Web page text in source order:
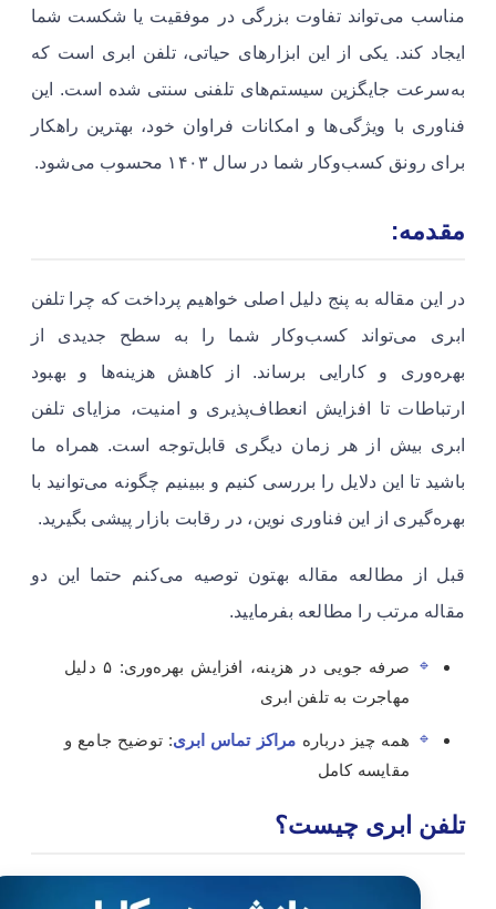
مناسب می‌تواند تفاوت بزرگی در موفقیت یا شکست شما
ایجاد کند. یکی از این ابزارهای حیاتی، تلفن ابری است که
به‌سرعت جایگزین سیستم‌های تلفنی سنتی شده است. این
فناوری با ویژگی‌ها و امکانات فراوان خود، بهترین راهکار
برای رونق کسب‌وکار شما در سال ۱۴۰۳ محسوب می‌شود.
مقدمه:
در این مقاله به پنج دلیل اصلی خواهیم پرداخت که چرا تلفن
ابری می‌تواند کسب‌وکار شما را به سطح جدیدی از
بهره‌وری و کارایی برساند. از کاهش هزینه‌ها و بهبود
ارتباطات تا افزایش انعطاف‌پذیری و امنیت، مزایای تلفن
ابری بیش از هر زمان دیگری قابل‌توجه است. همراه ما
باشید تا این دلایل را بررسی کنیم و ببینیم چگونه می‌توانید با
بهره‌گیری از این فناوری نوین، در رقابت بازار پیشی بگیرید.
قبل از مطالعه مقاله بهتون توصیه می‌کنم حتما این دو
مقاله مرتب را مطالعه بفرمایید.
صرفه جویی در هزینه، افزایش بهره‌وری: ۵ دلیل
مهاجرت به تلفن ابری
همه چیز دربارهمراکز تماس ابری : توضیح جامع و
مقایسه کامل
تلفن ابری چیست؟